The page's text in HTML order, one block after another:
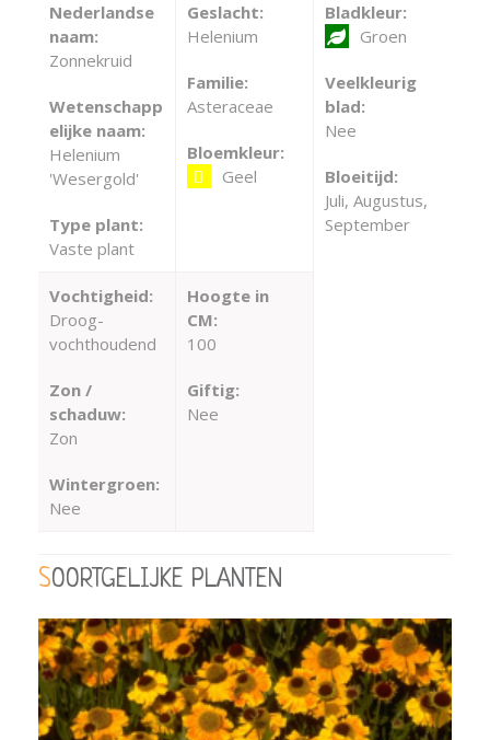
Nederlandse
naam:
Zonnekruid
Wetenschapp
elijke naam:
Helenium
'Wesergold'
Type plant:
Vaste plant
Geslacht:
Helenium
Familie:
Asteraceae
Bloemkleur:
Geel
Bladkleur:
Groen
Veelkleurig
blad:
Nee
Bloeitijd:
Juli, Augustus,
September
Vochtigheid:
Droog-
vochthoudend
Zon /
schaduw:
Zon
Wintergroen:
Nee
Hoogte in
CM:
100
Giftig:
Nee
SOORTGELIJKE PLANTEN